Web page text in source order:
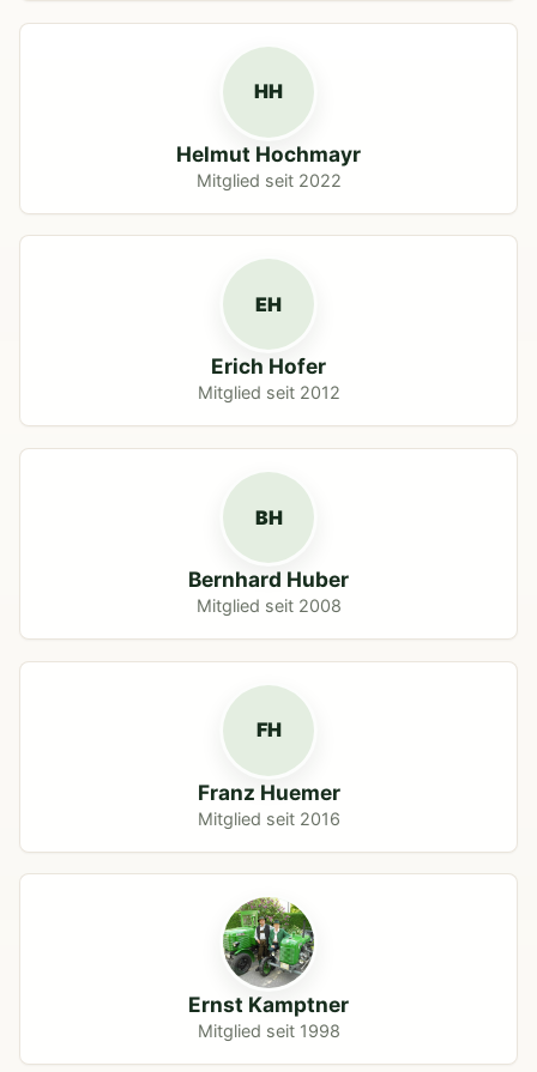
HH
Helmut Hochmayr
Mitglied seit 2022
EH
Erich Hofer
Mitglied seit 2012
BH
Bernhard Huber
Mitglied seit 2008
FH
Franz Huemer
Mitglied seit 2016
Ernst Kamptner
Mitglied seit 1998